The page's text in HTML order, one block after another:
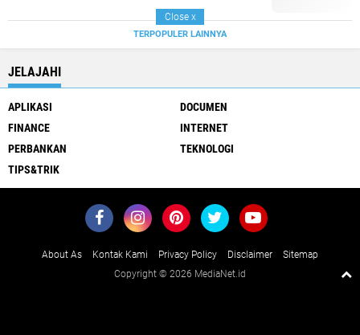
TERPOPULER LAINNYA
JELAJAHI
APLIKASI
DOCUMEN
FINANCE
INTERNET
PERBANKAN
TEKNOLOGI
TIPS&TRIK
About As Kontak Kami Privacy Policy Disclaimer
Sitemap
Copyright © 2026 MediaNet.id
Close x